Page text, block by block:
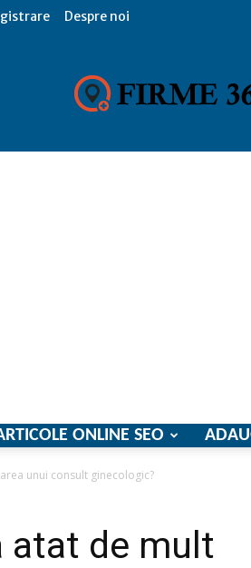
Despre noi
ONLINE SEO
unui consult ginecologic?
atat de mult